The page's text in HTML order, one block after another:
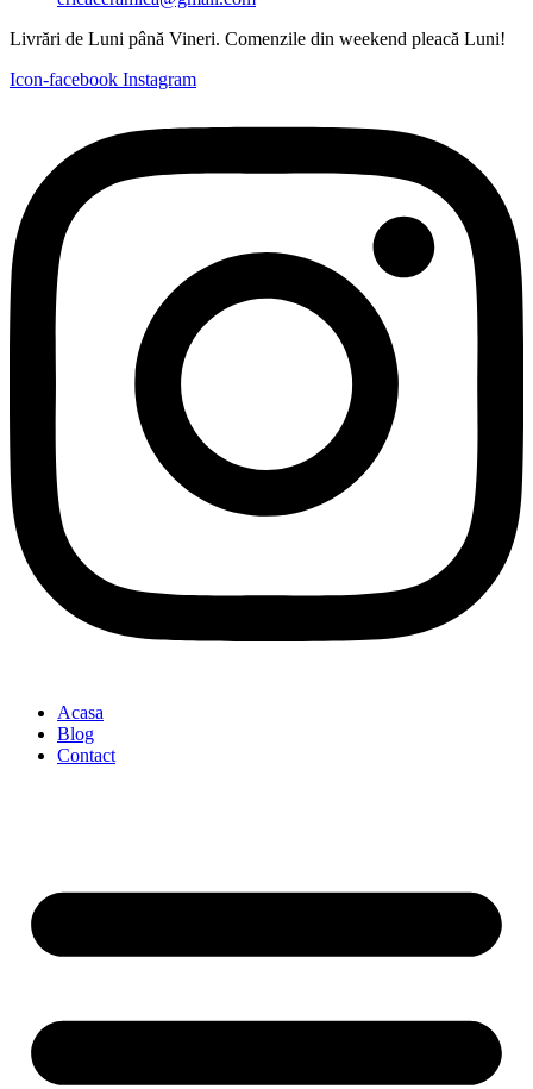
Livrări de Luni până Vineri. Comenzile din weekend pleacă Luni!
Icon-facebook Instagram
Acasa
Blog
Contact